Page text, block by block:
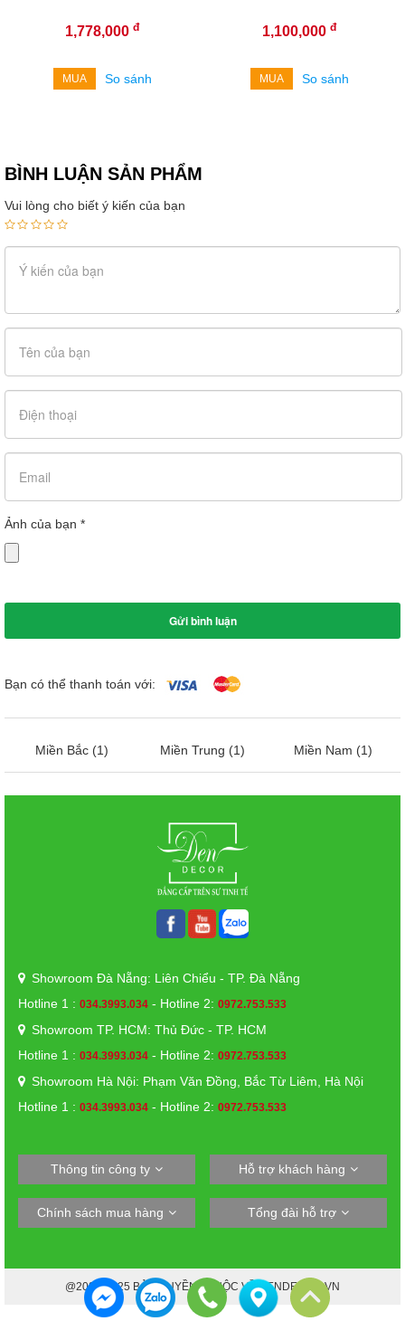
1,778,000đ
MUA So sánh
1,100,000đ
MUA So sánh
BÌNH LUẬN SẢN PHẨM
Vui lòng cho biết ý kiến của bạn
Ảnh của bạn *
Bạn có thể thanh toán với:
Miền Bắc (1) Miền Trung (1) Miền Nam (1)
Showroom Đà Nẵng: Liên Chiểu - TP. Đà Nẵng
Hotline 1 : 034.3993.034 - Hotline 2: 0972.753.533
Showroom TP. HCM: Thủ Đức - TP. HCM
Hotline 1 : 034.3993.034 - Hotline 2: 0972.753.533
Showroom Hà Nội: Phạm Văn Đồng, Bắc Từ Liêm, Hà Nội
Hotline 1 : 034.3993.034 - Hotline 2: 0972.753.533
Thông tin công ty Hỗ trợ khách hàng
Chính sách mua hàng Tổng đài hỗ trợ
@2022-2025 BẢN QUYỀN THUỘC VỀ DENDECOR.VN